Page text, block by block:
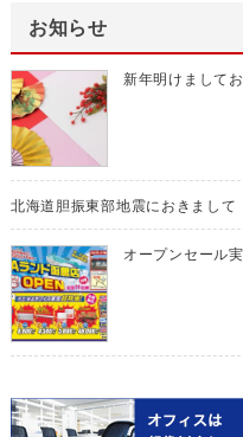
お知らせ
新年明けまして
北海道胆振東部地震におきまして
オープンセール